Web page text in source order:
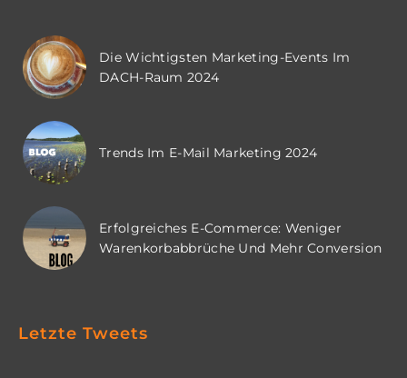
Die Wichtigsten Marketing-Events Im
DACH-Raum 2024
Trends Im E-Mail Marketing 2024
Erfolgreiches E-Commerce: Weniger
Warenkorbabbrüche Und Mehr Conversion
Letzte Tweets